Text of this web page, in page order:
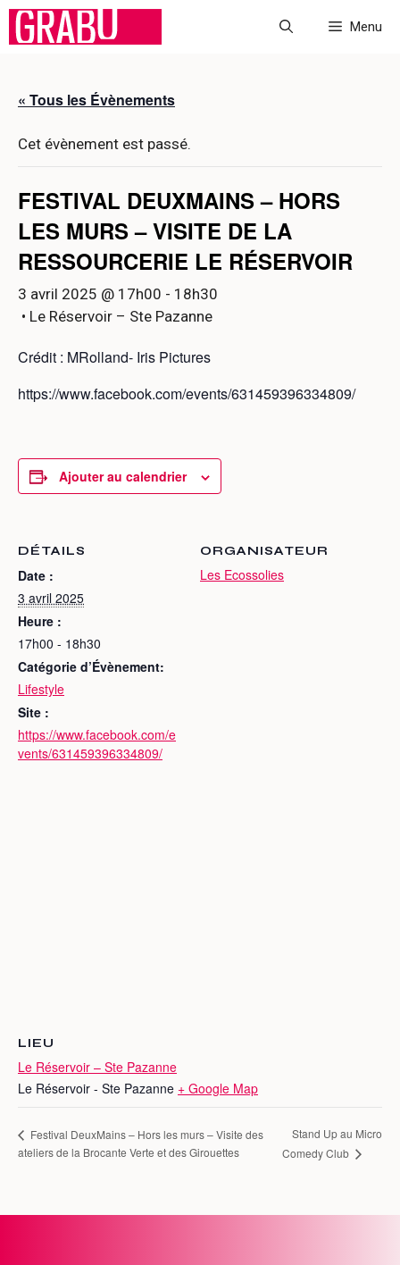
Aller
Menu
« Tous les Évènements
Cet évènement est passé.
FESTIVAL DEUXMAINS – HORS
LES MURS – VISITE DE LA
RESSOURCERIE LE RÉSERVOIR
3 avril 2025 @ 17h00 - 18h30
• Le Réservoir – Ste Pazanne
Crédit : MRolland- Iris Pictures
https://www.facebook.com/events/631459396334809/
Ajouter au calendrier
DÉTAILS
Date :
3 avril 2025
Heure :
17h00 - 18h30
Catégorie d’Évènement:
Lifestyle
Site :
https://www.facebook.com/e
vents/631459396334809/
ORGANISATEUR
Les Ecossolies
LIEU
Le Réservoir – Ste Pazanne
Le Réservoir - Ste Pazanne + Google Map
Festival DeuxMains – Hors les murs – Visite des
ateliers de la Brocante Verte et des Girouettes
Stand Up au Micro
Comedy Club